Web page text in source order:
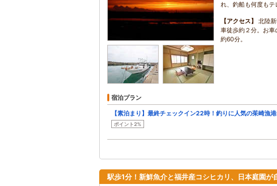
れ、釣船も何度も
【アクセス】
北陸
車徒歩約２分。お車
約60分。
宿泊プラン
【素泊まり】最終チェックイン22時！釣りに人気の茱崎漁
ポイント2%
駅歩1分！新鮮魚介と福井産コシヒカリ、日本庭園が